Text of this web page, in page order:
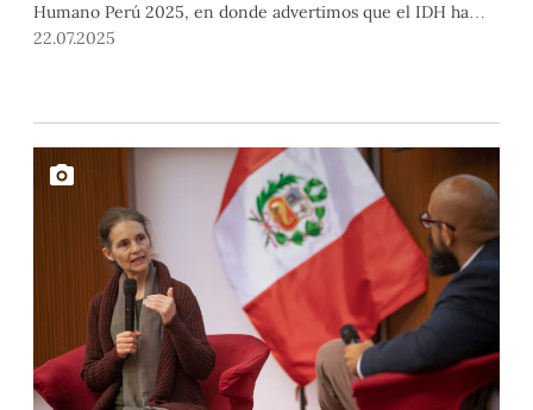
Humano Perú 2025, en donde advertimos que el IDH ha
aumentado en 2.1%. Así se analizaron los avances, brechas y
22.07.2025